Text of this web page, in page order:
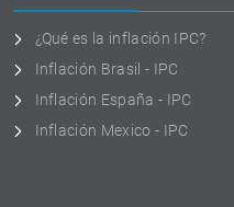
¿Qué es la inflación IPC?
Inflación Brasil - IPC
Inflación España - IPC
Inflación Mexico - IPC